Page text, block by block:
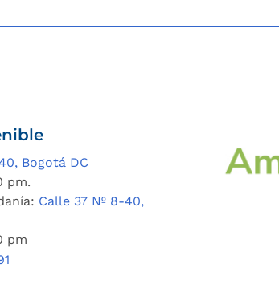
Bogotá DC
pm.
Calle 37 Nº 8-40,
pm